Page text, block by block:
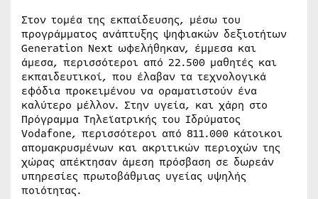
Στον τομέα της εκπαίδευσης, μέσω του
προγράμματος ανάπτυξης ψηφιακών δεξιοτήτων
Generation Next ωφελήθηκαν, έμμεσα και
άμεσα, περισσότεροι από 22.500 μαθητές και
εκπαιδευτικοί, που έλαβαν τα τεχνολογικά
εφόδια προκειμένου να οραματιστούν ένα
καλύτερο μέλλον. Στην υγεία, και χάρη στο
Πρόγραμμα Τηλεϊατρικής του Ιδρύματος
Vodafone, περισσότεροι από 811.000 κάτοικοι
απομακρυσμένων και ακριτικών περιοχών της
χώρας απέκτησαν άμεση πρόσβαση σε δωρεάν
υπηρεσίες πρωτοβάθμιας υγείας υψηλής
ποιότητας.